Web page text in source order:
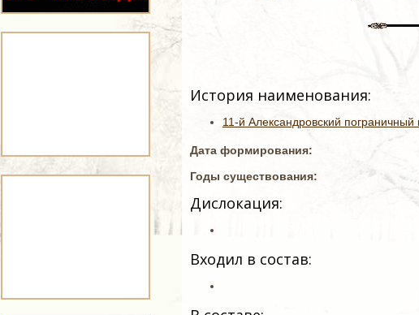
История наименования:
11-й Александровский пограничный
Дата формирования:
Годы существования:
Дислокация:
Входил в состав: